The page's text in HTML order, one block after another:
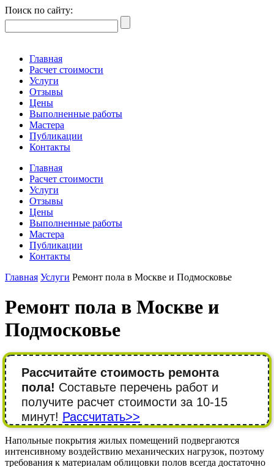
Поиск по сайту:
Главная
Расчет стоимости
Услуги
Отзывы
Цены
Выполненные работы
Мастера
Публикации
Контакты
Главная
Расчет стоимости
Услуги
Отзывы
Цены
Выполненные работы
Мастера
Публикации
Контакты
Главная Услуги Ремонт пола в Москве и Подмосковье
Ремонт пола в Москве и
Подмосковье
Рассчитайте стоимость ремонта
пола! Составьте перечень работ и
получите расчет стоимости за 10-15
минут! Рассчитать>>
Напольные покрытия жилых помещений подвергаются
интенсивному воздействию механических нагрузок, поэтому
требования к материалам облицовки полов всегда достаточно